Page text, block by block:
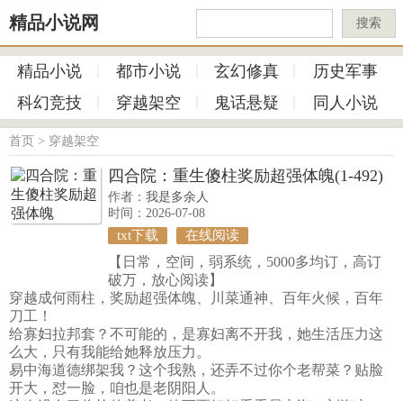
精品小说网 搜索
精品小说 都市小说 玄幻修真
历史军事
科幻竞技
穿越架空 鬼话悬疑 同人小说
首页 > 穿越架空
四合院：重生傻柱奖励超强体魄(1-492)
作者： 我是多余人
时间：2026-07-08
txt下载 在线阅读
【日常，空间，弱系统，5000多均订，高订
破万，放心阅读】
穿越成何雨柱，奖励超强体魄、川菜通神、百年火候，百年
刀工！
给寡妇拉邦套？不可能的，是寡妇离不开我，她生活压力这
么大，只有我能给她释放压力。
易中海道德绑架我？这个我熟，还弄不过你个老帮菜？贴脸
开大，怼一脸，咱也是老阴阳人。